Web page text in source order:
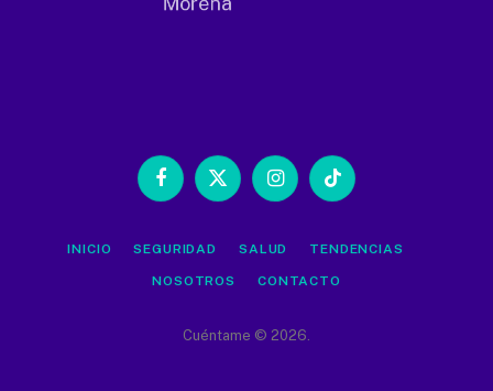
Facebook
X
InstagramTikTok
INICIO SEGURIDAD SALUD TENDENCIAS
NOSOTROS CONTACTO
Cuéntame © 2026.